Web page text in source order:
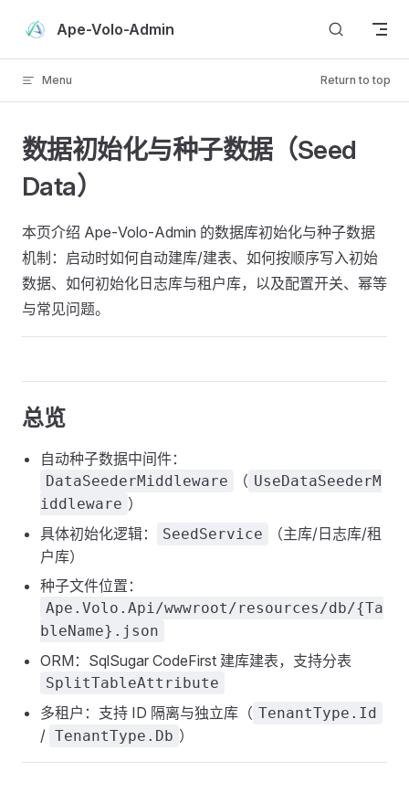
Skip to content
Ape-Volo-Admin
Menu Return to top
数据初始化与种子数据（Seed
Data）
本页介绍 Ape‑Volo‑Admin 的数据库初始化与种子数据
机制：启动时如何自动建库/建表、如何按顺序写入初始
数据、如何初始化日志库与租户库，以及配置开关、幂等
与常见问题。
总览
自动种子数据中间件：
DataSeederMiddleware （ UseDataSeederM
iddleware ）
具体初始化逻辑：
SeedService
（主库/日志库/租
户库）
种子文件位置：
Ape.Volo.Api/wwwroot/resources/db/{Ta
bleName}.json
ORM：SqlSugar CodeFirst 建库建表，支持分表
SplitTableAttribute
多租户：支持 ID 隔离与独立库（ TenantType.Id
/ TenantType.Db ）